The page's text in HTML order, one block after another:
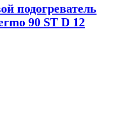
подогреватель
90 ST D 12